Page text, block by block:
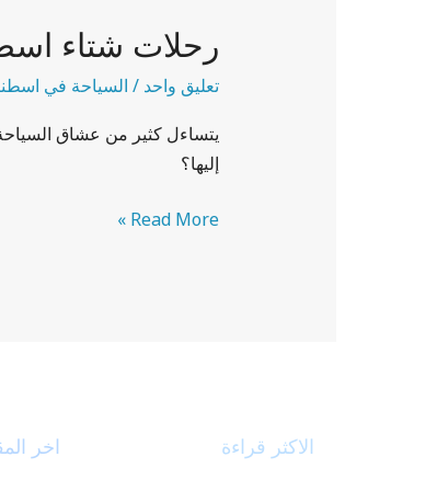
رحلات شتاء
تعليق واحد / السياحة في
يتساءل كثير من عشاق
إليها؟
اسطنبول
6
أيام
Read More »
الاكثر قراءة اخر